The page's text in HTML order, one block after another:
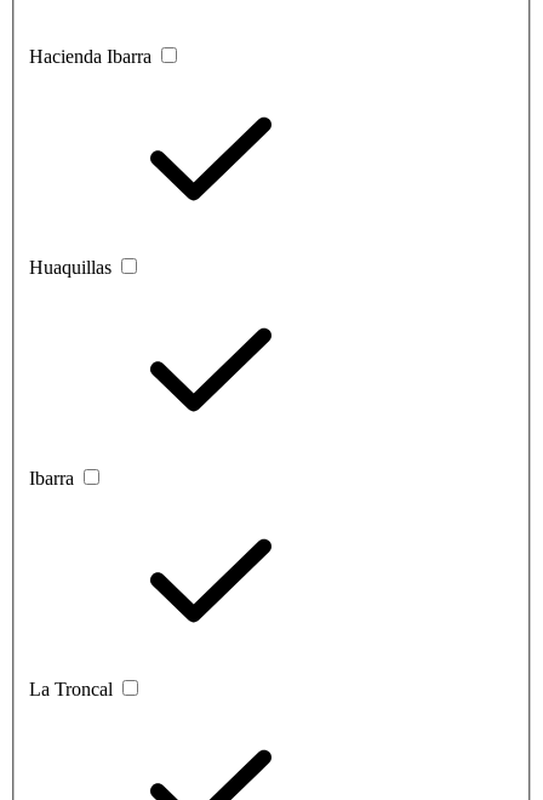
Hacienda Ibarra
Huaquillas
Ibarra
La Troncal